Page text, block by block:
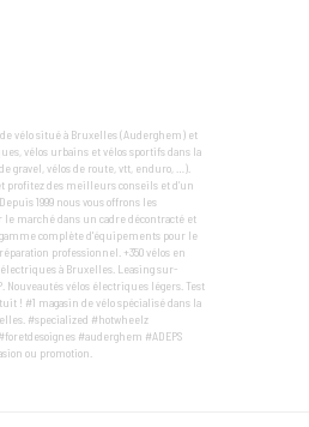
vélo situé à Bruxelles (Auderghem) et
vélos urbains et vélos sportifs dans la
gravel, vélos de route, vtt, enduro, …).
profitez des meilleurs conseils et d’un
1999 nous vous offrons les
marché dans un cadre décontracté et
complète d'équipements pour le
professionnel. +350 vélos en
à Bruxelles. Leasing sur-
Nouveautés vélos électriques légers. Test
! #1 magasin de vélo spécialisé dans la
#specialized #hotwheelz
#auderghem #ADEPS
ou promotion.